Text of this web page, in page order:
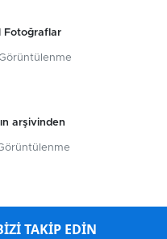
Fotoğraflar
arşivinden
TAKİP EDİN